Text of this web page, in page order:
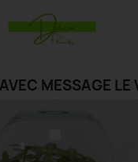
MESSAGE LE